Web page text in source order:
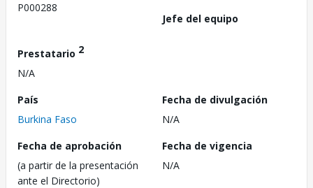
P000288
Jefe del equipo
Prestatario 2
N/A
País
Burkina Faso
Fecha de divulgación
N/A
Fecha de aprobación
(a partir de la presentación
ante el Directorio)
Fecha de vigencia
N/A